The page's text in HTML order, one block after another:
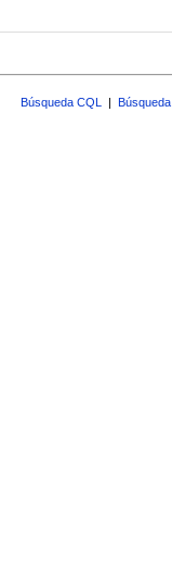
Búsqueda CQL |